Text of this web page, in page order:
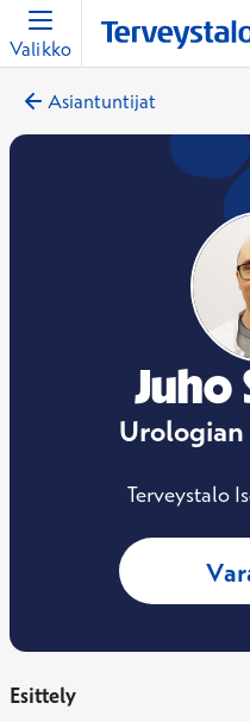
Valikko
Asiantuntijat
Juho
Terveystalo
Esittely